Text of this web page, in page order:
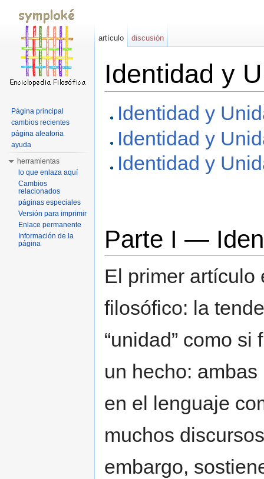
Identidad y
Identidad y
Identidad y
Identidad y
Parte I —
El primer artículo
filosófico: la
“unidad” como
un hecho:
en el lenguaje
muchos
embargo,
artículo discusión
Página principal
cambios recientes
página aleatoria
ayuda
herramientas
lo que enlaza aquí
Cambios
relacionados
páginas especiales
Versión para imprimir
Enlace permanente
Información de la
página